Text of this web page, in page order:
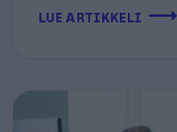
LUE ARTIKKELI ⟶